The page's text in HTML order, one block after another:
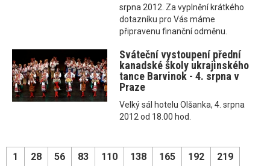
srpna 2012. Za vyplnění krátkého
dotazníku pro Vás máme
připravenu finanční odměnu.
Sváteční vystoupení přední
kanadské školy ukrajinského
tance Barvinok - 4. srpna v
Praze
Velký sál hotelu Olšanka, 4. srpna
2012 od 18.00 hod.
1 28 56 83 110 138 165 192
219